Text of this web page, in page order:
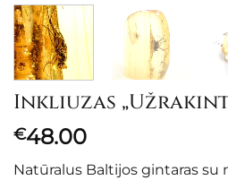
Inkliuzas
€48.00
Natūralus Baltijos gintaras su